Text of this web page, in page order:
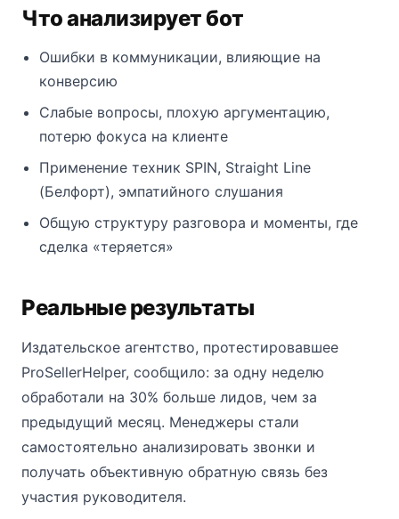
Что анализирует бот
Ошибки в коммуникации, влияющие на
конверсию
Слабые вопросы, плохую аргументацию,
потерю фокуса на клиенте
Применение техник SPIN, Straight Line
(Белфорт), эмпатийного слушания
Общую структуру разговора и моменты, где
сделка «теряется»
Реальные результаты
Издательское агентство, протестировавшее
ProSellerHelper, сообщило: за одну неделю
обработали на 30% больше лидов, чем за
предыдущий месяц. Менеджеры стали
самостоятельно анализировать звонки и
получать объективную обратную связь без
участия руководителя.